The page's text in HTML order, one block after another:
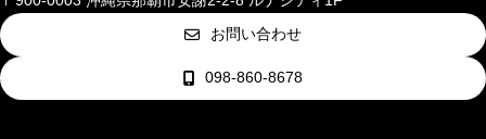
お問い合わせ
098-860-8678